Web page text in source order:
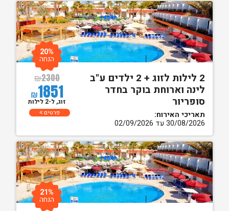
2 לילות לזוג + 2 ילדים ע"ב
לינה וארוחת בוקר בחדר
סופריור
תאריכי האירוח:
30/08/2026 עד 02/09/2026
₪2300
₪1851
20%
הנחה
זוג, ל-2 לילות
פרטים
21%
הנחה